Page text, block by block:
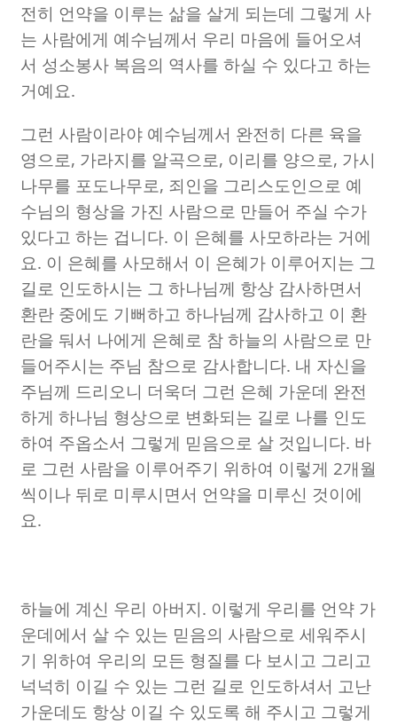
전히 언약을 이루는 삶을 살게 되는데 그렇게 사
는 사람에게 예수님께서 우리 마음에 들어오셔
서 성소봉사 복음의 역사를 하실 수 있다고 하는
거예요.
그런 사람이라야 예수님께서 완전히 다른 육을
영으로, 가라지를 알곡으로, 이리를 양으로, 가시
나무를 포도나무로, 죄인을 그리스도인으로 예
수님의 형상을 가진 사람으로 만들어 주실 수가
있다고 하는 겁니다. 이 은혜를 사모하라는 거에
요. 이 은혜를 사모해서 이 은혜가 이루어지는 그
길로 인도하시는 그 하나님께 항상 감사하면서
환란 중에도 기뻐하고 하나님께 감사하고 이 환
란을 둬서 나에게 은혜로 참 하늘의 사람으로 만
들어주시는 주님 참으로 감사합니다. 내 자신을
주님께 드리오니 더욱더 그런 은혜 가운데 완전
하게 하나님 형상으로 변화되는 길로 나를 인도
하여 주옵소서 그렇게 믿음으로 살 것입니다. 바
로 그런 사람을 이루어주기 위하여 이렇게 2개월
씩이나 뒤로 미루시면서 언약을 미루신 것이에
요.
하늘에 계신 우리 아버지. 이렇게 우리를 언약 가
운데에서 살 수 있는 믿음의 사람으로 세워주시
기 위하여 우리의 모든 형질를 다 보시고 그리고
넉넉히 이길 수 있는 그런 길로 인도하셔서 고난
가운데도 항상 이길 수 있도록 해 주시고 그렇게